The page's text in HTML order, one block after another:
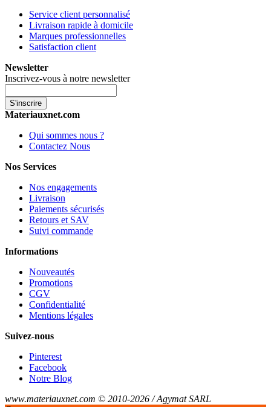
Service client personnalisé
Livraison rapide à domicile
Marques professionnelles
Satisfaction client
Newsletter
Inscrivez-vous à notre newsletter
S'inscrire
Materiauxnet.com
Qui sommes nous ?
Contactez Nous
Nos Services
Nos engagements
Livraison
Paiements sécurisés
Retours et SAV
Suivi commande
Informations
Nouveautés
Promotions
CGV
Confidentialité
Mentions légales
Suivez-nous
Pinterest
Facebook
Notre Blog
www.materiauxnet.com © 2010-2026 / Agymat SARL